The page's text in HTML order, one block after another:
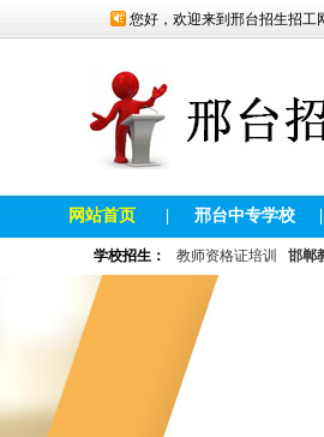
您好，欢迎来到邢台招生招工
网站首页 邢台中专学校
学校招生： 教师资格证培训 邯郸